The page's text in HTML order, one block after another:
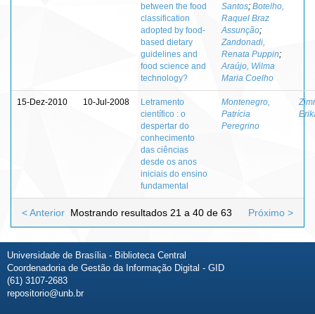
between the food
classification
adopted by food-
based dietary
guidelines and
food science and
technology?
Santos; Botelho,
Raquel Braz
Assunção;
Zandonadi,
Renata Puppin;
Araújo, Wilma
Maria Coelho
15-Dez-2010 10-Jul-2008
Letramento
científico : o
despertar do
conhecimento
das ciências
desde os anos
iniciais do ensino
fundamental
Montenegro,
Patrícia
Peregrino
Mostrando resultados 21 a 40 de 63
< Anterior Próximo >
Universidade de Brasília - Biblioteca Central
Coordenadoria de Gestão da Informação Digital - GID
(61) 3107-2683
repositorio@unb.br